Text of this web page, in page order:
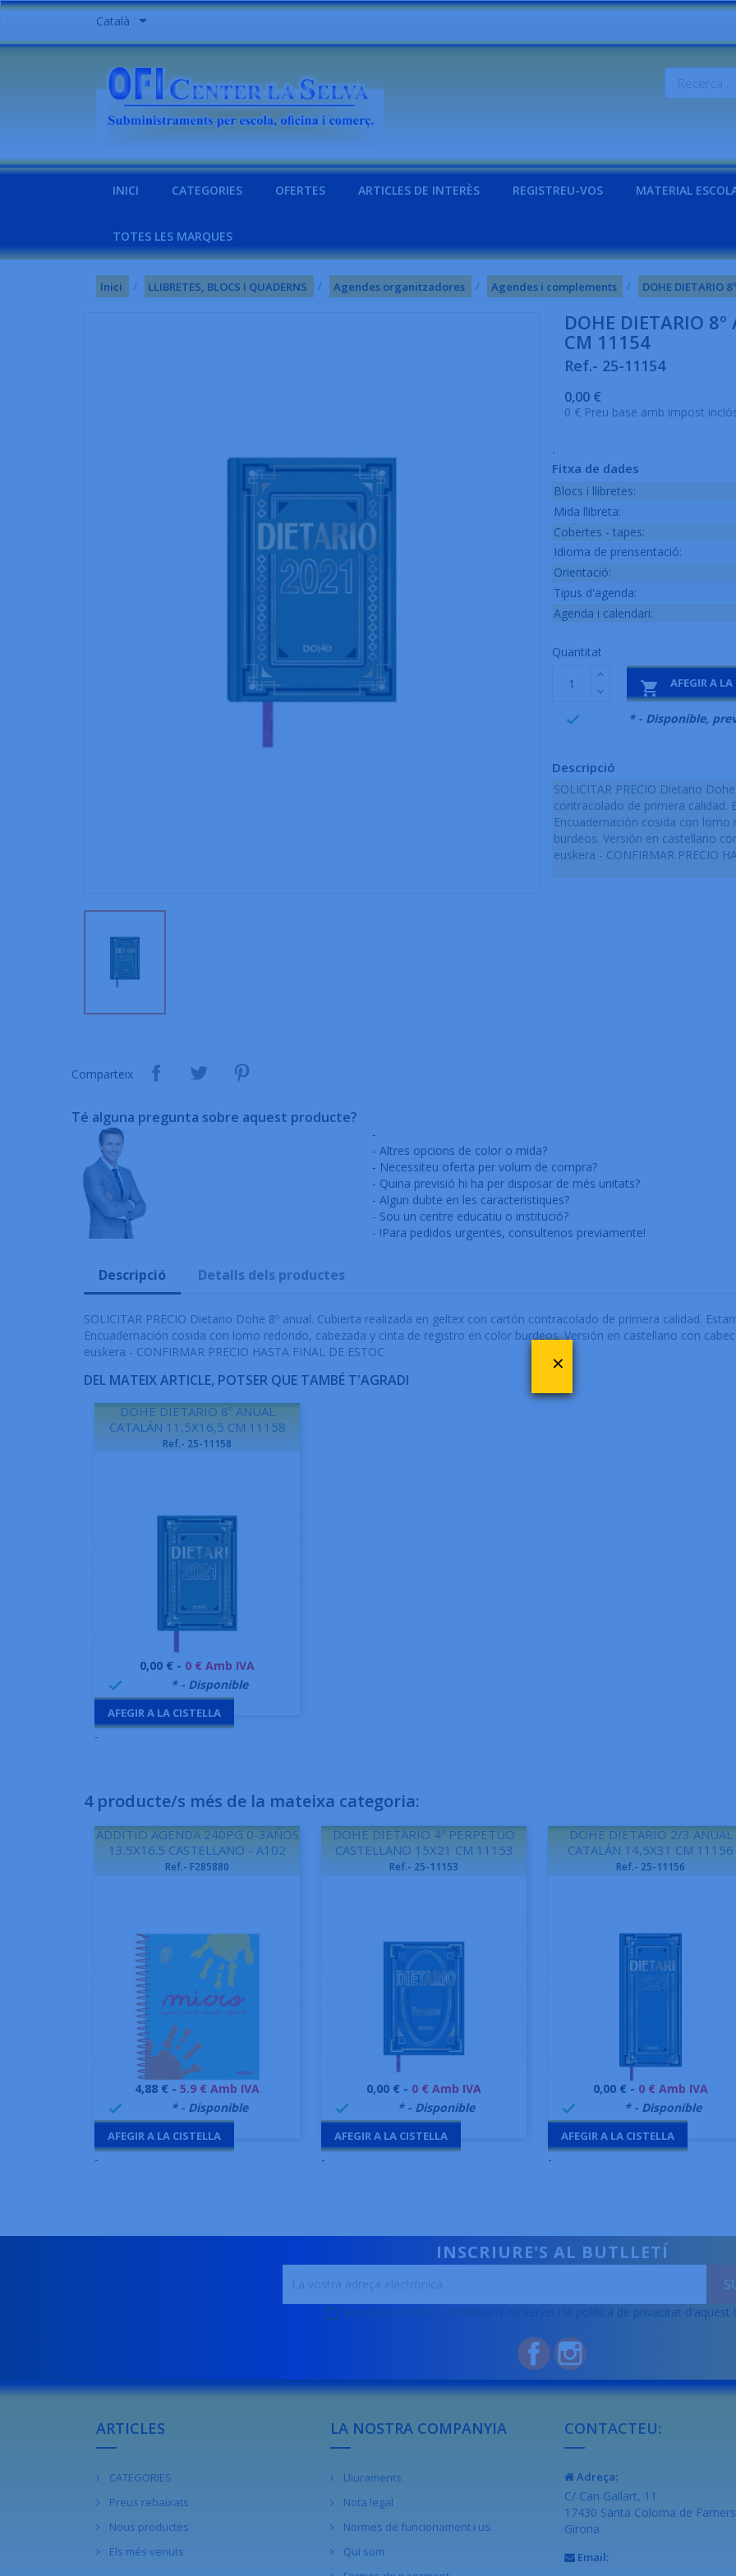
Català 
INICI CATEGORIES OFERTES ARTICLES DE INTERÈS REGISTREU-VOS MATERIAL
TOTES LES MARQUES
Inici LLIBRETES, BLOCS I QUADERNS Agendes organitzadores Agendes i complements DOHE DIETARIO
DOHE DIETARIO
CM 11154
Ref.- 25-11154
0,00 €
0 € Preu base amb impost
.
Fitxa de dades
Blocs i llibretes:
Mida llibreta:
Cobertes - tapes:
Idioma de prensentació:
Orientació:
Tipus d'agenda:
Agenda i calendari:
Quantitat
 AFEGIR A
 * - Disponible,
Descripció
SOLICITAR PRECIO Dietario
contracolado de primera calidad.
Encuadernación cosida con
burdeos. Versión en castellano
euskera - CONFIRMAR PRECIO
Comparteix
Té alguna pregunta sobre aquest producte?
-
- Altres opcions de color o mida?
- Necessiteu oferta per volum de compra?
- Quina previsió hi ha per disposar de més unitats?
- Algun dubte en les caracteristiques?
- Sou un centre educatiu o institució?
- !Para pedidos urgentes, consultenos previamente!
Descripció Detalls dels productes
SOLICITAR PRECIO Dietario Dohe 8º anual. Cubierta realizada en geltex con cartón contracolado de primera calidad.
Encuadernación cosida con lomo redondo, cabezada y cinta de registro en color burdeos. Versión en castellano con
euskera - CONFIRMAR PRECIO HASTA FINAL DE ESTOC
DEL MATEIX ARTICLE, POTSER QUE TAMBÉ T'AGRADI
DOHE DIETARIO 8º ANUAL
CATALÁN 11,5X16,5 CM 11158
Ref.- 25-11158
Vista ràpida
Preu
0,00 € - 0 € Amb IVA
 * - Disponible
AFEGIR A LA CISTELLA
-
4 producte/s més de la mateixa categoria:
ADDITIO AGENDA 240PG 0-3AÑOS
13.5X16.5 CASTELLANO - A102
Ref.- F285880
 Vista ràpida
Preu
4,88 € - 5.9 € Amb IVA
 * - Disponible
AFEGIR A LA CISTELLA
-
DOHE DIETARIO 4º PERPETUO
CASTELLANO 15X21 CM 11153
Ref.- 25-11153
Vista ràpida
Preu
0,00 € - 0 € Amb IVA
 * - Disponible
AFEGIR A LA CISTELLA
-
DOHE DIETARIO 2/3 ANUAL
CATALÁN 14,5X31 CM 11156
Ref.- 25-11156
Vista ràpida
Preu
0,00 € - 0 € Amb IVA
 * - Disponible
AFEGIR A LA CISTELLA
-
INSCRIURE'S AL BUTLLETÍ
Accepto el termes, condicions de servei i la política de privacitat d'aquest
Facebook
ARTICLES
CATEGORIES
Preus rebaixats
Nous productes
Els més venuts
LA NOSTRA COMPANYIA
Lliuraments
Nota legal
Normes de funcionament i us.
Qui som
CONTACTEU:
Adreça:
C/ Can Gallart, 11
17430 Santa Coloma de Farners
Girona
Email:
×